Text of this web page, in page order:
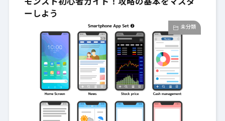
モンスト初心者ガイド！攻略の基本をマスタ
ーしよう
未分類